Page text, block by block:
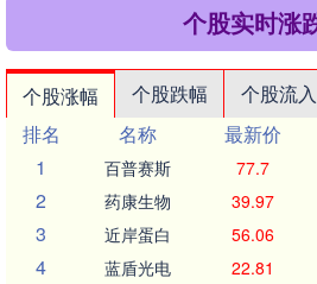
个股实时涨
个股涨幅 个股跌幅 个股流入
排名
名称 最新价
1
百普赛斯 77.7
2 药康生物 39.97
3 近岸蛋白 56.06
4 蓝盾光电 22.81